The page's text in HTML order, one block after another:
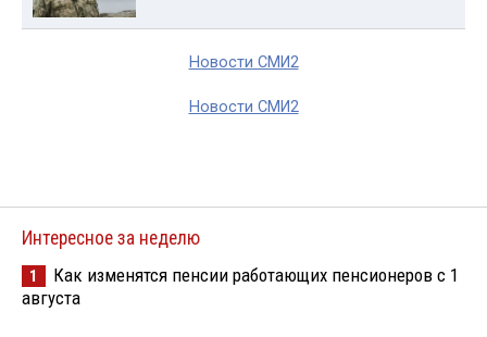
Новости СМИ2
Новости СМИ2
Интересное за неделю
1
Как изменятся пенсии работающих пенсионеров с 1
августа